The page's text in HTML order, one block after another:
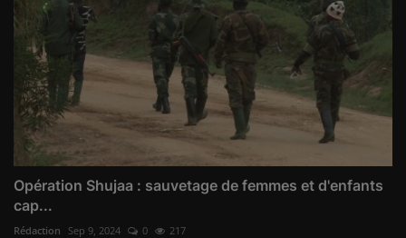
Opération Shujaa : sauvetage de femmes et d'enfants
cap...
Rédaction Sep 9, 2024 0 217